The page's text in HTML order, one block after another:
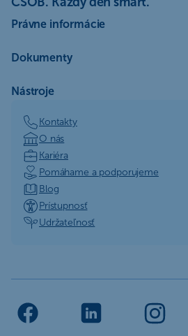
Právne informácie
Dokumenty
Nástroje
Kontakty
O nás
Kariéra
Pomáhame a podporujeme
Blog
Prístupnosť
Udržateľnosť